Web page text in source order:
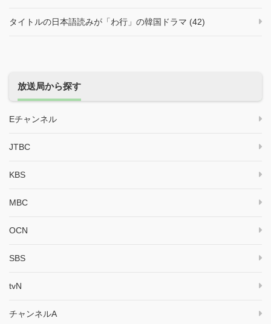
タイトルの日本語読みが「わ行」の韓国ドラマ (42)
放送局から探す
Eチャンネル
JTBC
KBS
MBC
OCN
SBS
tvN
チャンネルA